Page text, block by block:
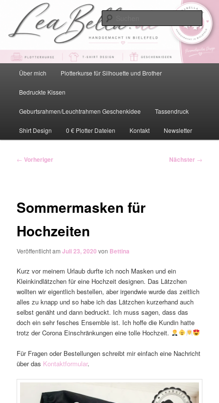
primären
springenLeaBella.de – Handgemacht in
Bielefeld
HauptmenüÜber mich Plotterkurse für Silhouette und Brother
Bedruckte Kissen
Geburtsrahmen/Leuchtrahmen Geschenkidee Tassendruck
Shirt Design 0 € Plotter Dateien Kontakt Newsletter
Beitragsnavigation
← Vorheriger Nächster →
Sommermasken für
Hochzeiten
Veröffentlicht amJuli 23, 2020 von Bettina
Kurz vor meinem Urlaub durfte ich noch Masken und ein
Kleinkindlätzchen für eine Hochzeit designen. Das Lätzchen
wollten wir eigentlich bestellen, aber irgendwie wurde das zeitlich
alles zu knapp und so habe ich das Lätzchen kurzerhand auch
selbst genäht und dann bedruckt. Ich muss sagen, dass das
doch ein sehr fesches Ensemble ist. Ich hoffe die Kundin hatte
trotz der Corona Einschränkungen eine tolle Hochzeit.
Für Fragen oder Bestellungen schreibt mir einfach eine Nachricht
über das Kontaktformular.